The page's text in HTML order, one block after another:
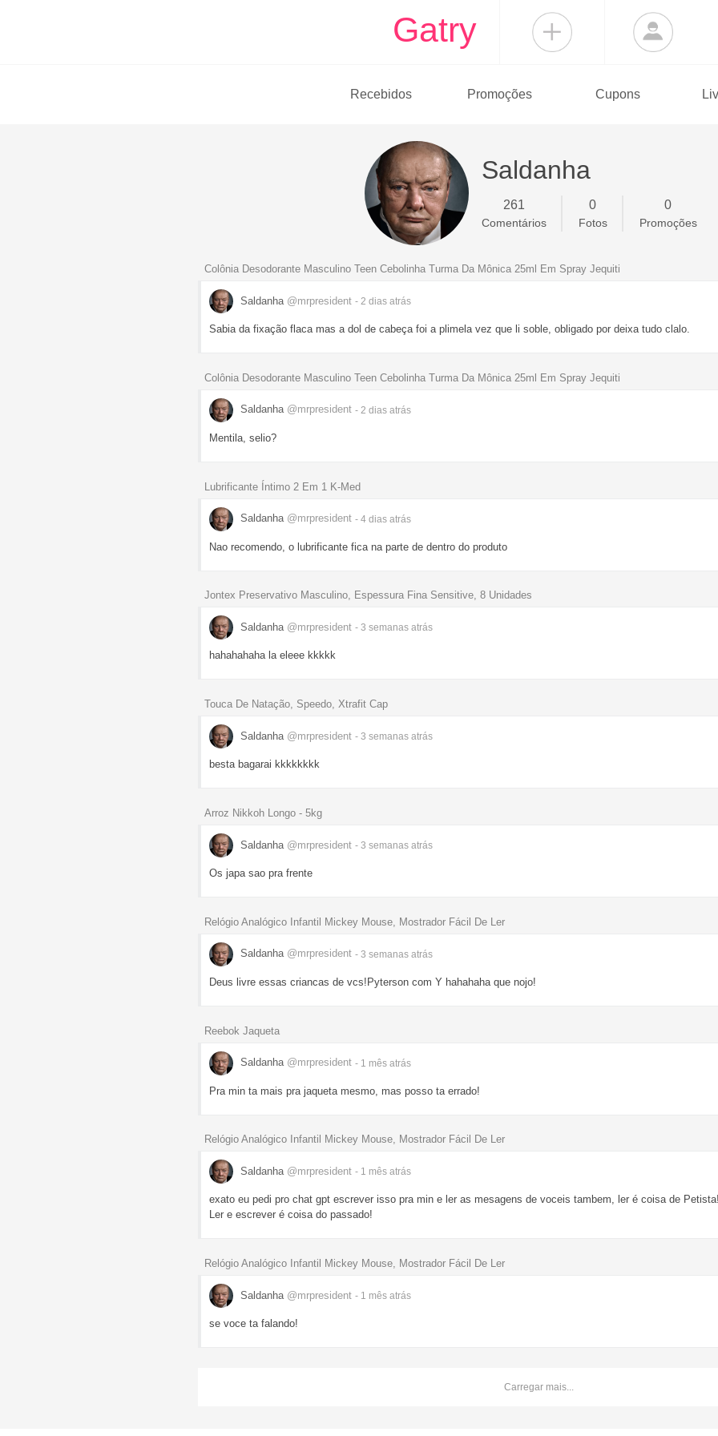
Gatry
Recebidos Promoções Cupons
Saldanha
261
Comentários
0
Fotos
0
Promoções
Colônia Desodorante Masculino Teen Cebolinha Turma Da Mônica 25ml Em Spray Jequiti
Saldanha @mrpresident - 2 dias atrás
Sabia da fixação flaca mas a dol de cabeça foi a plimela vez que li soble, obligado por deixa tudo clalo.
Colônia Desodorante Masculino Teen Cebolinha Turma Da Mônica 25ml Em Spray Jequiti
Saldanha @mrpresident - 2 dias atrás
Mentila, selio?
Lubrificante Íntimo 2 Em 1 K-Med
Saldanha @mrpresident - 4 dias atrás
Nao recomendo, o lubrificante fica na parte de dentro do produto
Jontex Preservativo Masculino, Espessura Fina Sensitive, 8 Unidades
Saldanha @mrpresident - 3 semanas atrás
hahahahaha la eleee kkkkk
Touca De Natação, Speedo, Xtrafit Cap
Saldanha @mrpresident - 3 semanas atrás
besta bagarai kkkkkkkk
Arroz Nikkoh Longo - 5kg
Saldanha @mrpresident - 3 semanas atrás
Os japa sao pra frente
Relógio Analógico Infantil Mickey Mouse, Mostrador Fácil De Ler
Saldanha @mrpresident - 3 semanas atrás
Deus livre essas criancas de vcs!Pyterson com Y hahahaha que nojo!
Reebok Jaqueta
Saldanha @mrpresident - 1 mês atrás
Pra min ta mais pra jaqueta mesmo, mas posso ta errado!
Relógio Analógico Infantil Mickey Mouse, Mostrador Fácil De Ler
Saldanha @mrpresident - 1 mês atrás
exato eu pedi pro chat gpt escrever isso pra min e ler as mesagens de voceis tambem, ler é coisa de
Ler e escrever é coisa do passado!
Relógio Analógico Infantil Mickey Mouse, Mostrador Fácil De Ler
Saldanha @mrpresident - 1 mês atrás
se voce ta falando!
Carregar mais...